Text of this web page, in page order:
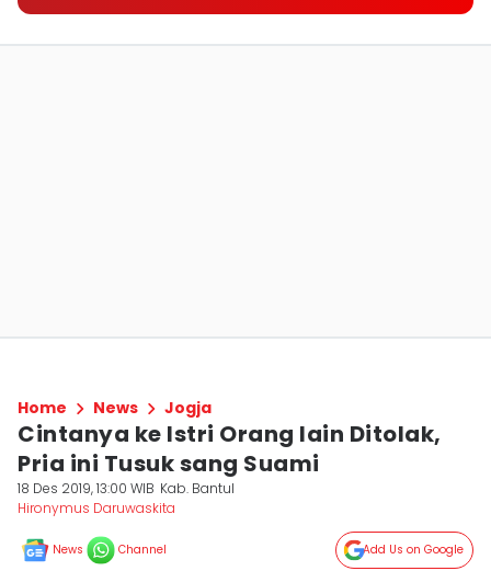
Home News Jogja
Cintanya ke Istri Orang lain Ditolak,
Pria ini Tusuk sang Suami
18 Des 2019, 13:00 WIB Kab. Bantul
Hironymus Daruwaskita
News Channel Add Us on Google